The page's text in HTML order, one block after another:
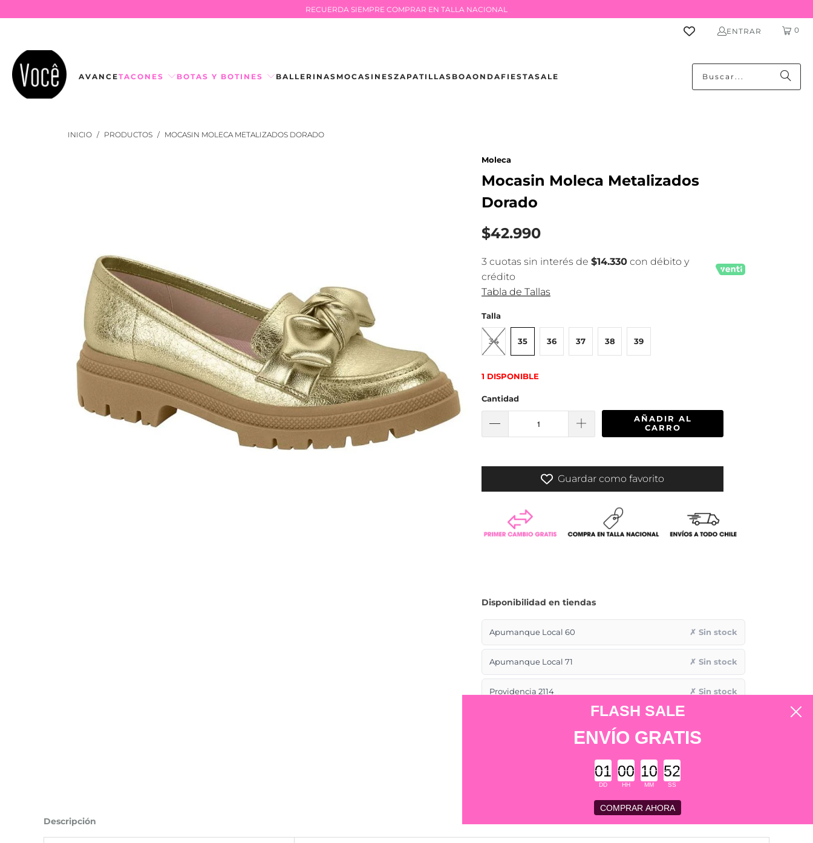
RECUERDA SIEMPRE COMPRAR EN TALLA NACIONAL
ENTRAR 0
AVANCETACONES BOTAS Y BOTINES BALLERINAS MOCASINESZAPATILLAS BOAONDA FIESTASALE
INICIO / PRODUCTOS / MOCASIN MOLECA METALIZADOS DORADO
Moleca
Mocasin Moleca Metalizados
Dorado
$42.990
3 cuotas sin interés de $14.330 con débito y
crédito
Tabla de Tallas
Talla
34 35 36 37 38 39
1 DISPONIBLE
Cantidad
AÑADIR AL
CARRO
Guardar como favorito
Disponibilidad en tiendas
Apumanque Local 60 ✗ Sin stock
Apumanque Local 71 ✗ Sin stock
Providencia 2114 ✗ Sin stock
Descripción
FLASH SALE
ENVÍO GRATIS
Countdown ends in:
DD HH MM SS
COMPRAR AHORA